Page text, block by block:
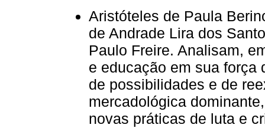
Aristóteles de Paula
de Andrade Lira dos
Paulo Freire. Analisam,
e educação em sua força
de possibilidades e de
mercadológica
novas práticas de luta e